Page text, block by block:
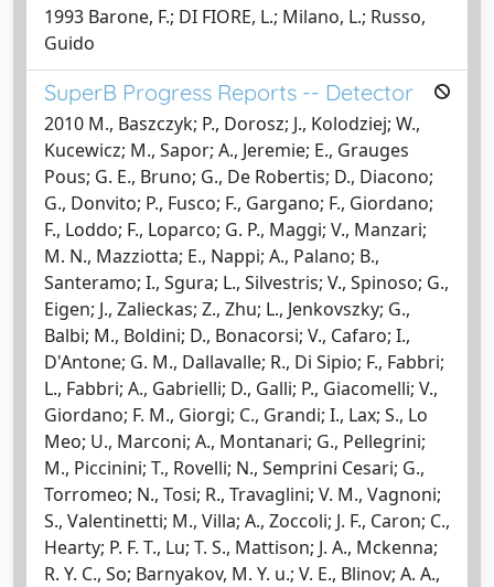
1993 Barone, F.; DI FIORE, L.; Milano, L.; Russo,
Guido
SuperB Progress Reports -- Detector
2010 M., Baszczyk; P., Dorosz; J., Kolodziej; W.,
Kucewicz; M., Sapor; A., Jeremie; E., Grauges
Pous; G. E., Bruno; G., De Robertis; D., Diacono;
G., Donvito; P., Fusco; F., Gargano; F., Giordano;
F., Loddo; F., Loparco; G. P., Maggi; V., Manzari;
M. N., Mazziotta; E., Nappi; A., Palano; B.,
Santeramo; I., Sgura; L., Silvestris; V., Spinoso; G.,
Eigen; J., Zalieckas; Z., Zhu; L., Jenkovszky; G.,
Balbi; M., Boldini; D., Bonacorsi; V., Cafaro; I.,
D'Antone; G. M., Dallavalle; R., Di Sipio; F., Fabbri;
L., Fabbri; A., Gabrielli; D., Galli; P., Giacomelli; V.,
Giordano; F. M., Giorgi; C., Grandi; I., Lax; S., Lo
Meo; U., Marconi; A., Montanari; G., Pellegrini;
M., Piccinini; T., Rovelli; N., Semprini Cesari; G.,
Torromeo; N., Tosi; R., Travaglini; V. M., Vagnoni;
S., Valentinetti; M., Villa; A., Zoccoli; J. F., Caron; C.,
Hearty; P. F. T., Lu; T. S., Mattison; J. A., Mckenna;
R. Y. C., So; Barnyakov, M. Y. u.; V. E., Blinov; A. A.,